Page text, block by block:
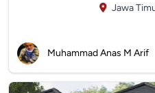
Jawa
Muhammad Anas M Arif